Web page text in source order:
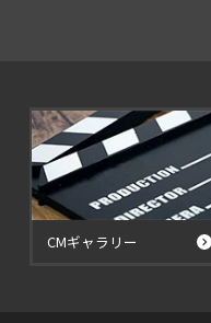
CMギャラリー